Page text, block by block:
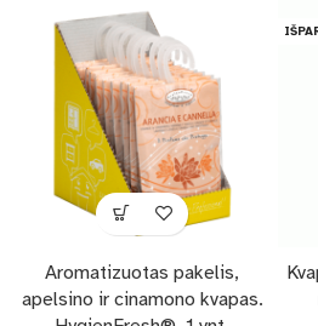
Aromatizuotas pakelis,
apelsino ir cinamono kvapas.